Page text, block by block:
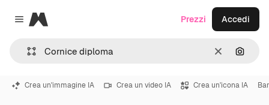
Close menu
Magnific
CancellaCerca
Prezzi Accedi
Crea un'immagine IA Crea un video IA Crea un'icona IA